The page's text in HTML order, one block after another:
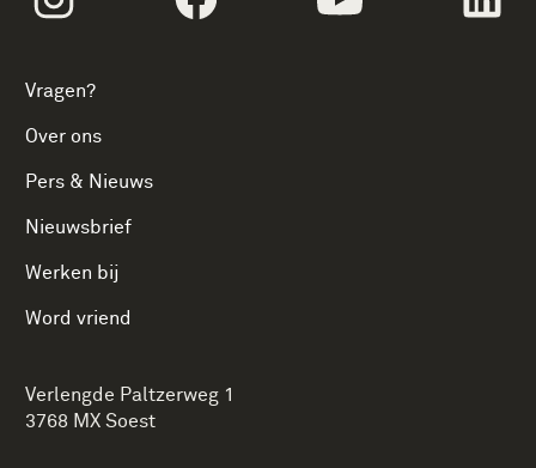
Vragen?
Over ons
Pers & Nieuws
Nieuwsbrief
Werken bij
Word vriend
Verlengde Paltzerweg 1
3768 MX Soest